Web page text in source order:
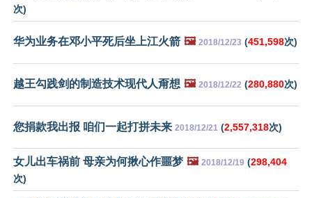
次)
华为业务在邓小平死后坐上江火箭 🖼️ 2018/12/23 (451,598次)
越王勾践剑的制造技术现代人甭想 🖼️ 2018/12/22 (280,880次)
您捐款我出报 咱们一起打拼未来 2018/12/21 (2,557,318次)
女儿出车祸前 母亲为何揪心作噩梦 🖼️ 2018/12/19 (298,404
次)